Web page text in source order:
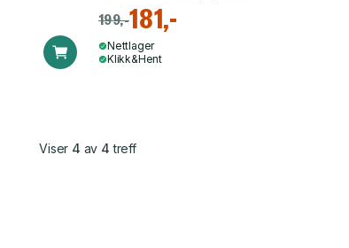
199,-181,-
Nettlager
Klikk&Hent
Viser 4 av 4 treff